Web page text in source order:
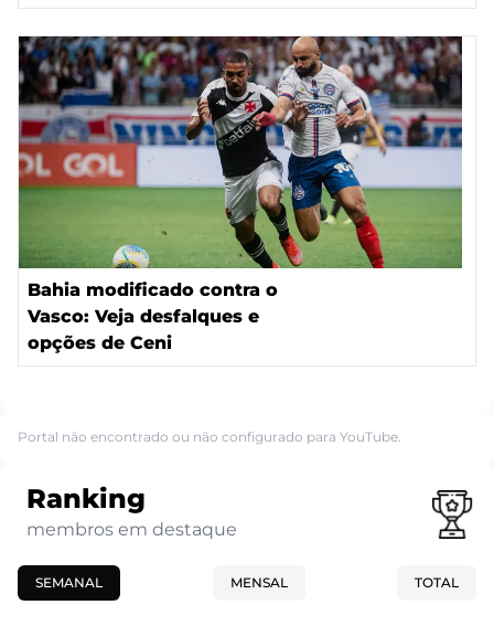
Bahia modificado contra o
Vasco: Veja desfalques e
opções de Ceni
Portal não encontrado ou não configurado para YouTube.
Ranking
membros em destaque
SEMANAL MENSAL TOTAL